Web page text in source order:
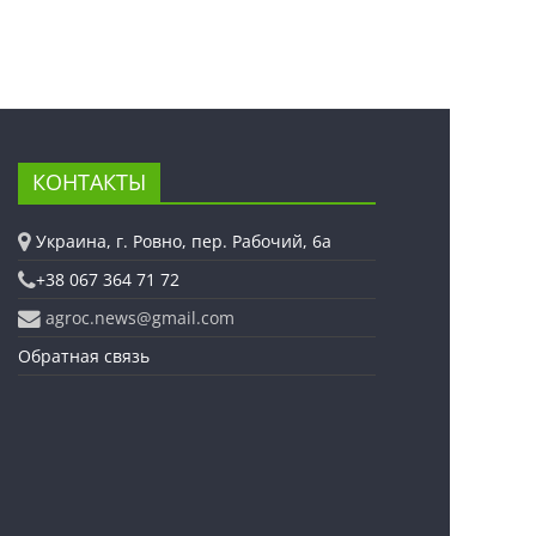
КОНТАКТЫ
Украина, г. Ровно, пер. Рабочий, 6а
+38 067 364 71 72
agroc.news@gmail.com
Обратная связь